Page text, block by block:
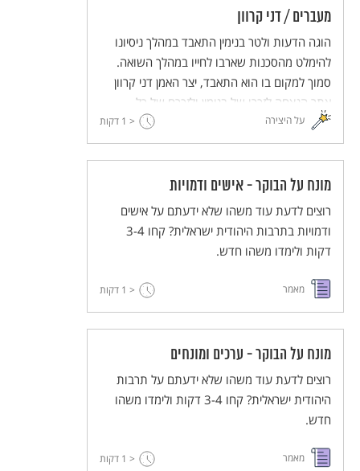
מעברים / דני קרוון
הוגה הדעות ולטר בנימין התאבד במהלך ניסיונו
להימלט מהסכנות שארבו לחייו במהלך השואה.
סמוך למקום בו הוא התאבד, יצר האמן דני קרוון
אתר הנצחה לזכרו של בנימין ולזכרם של כל
הפליטים שנאלצו להימלט מאימת המשטר הנאצי.
על היצירה < 1 דקות
מונח על הבוקר - אישים ודמויות
רוצים לדעת עוד משהו שלא ידעתם על אישים
ודמויות בתרבות היהודית ישראלית? קחו 3-4
דקות ולימדו משהו חדש.
מאמר < 1 דקות
מונח על הבוקר - ערכים ומונחים
רוצים לדעת עוד משהו שלא ידעתם על תרבות
היהודית ישראלית? קחו 3-4 דקות ולימדו משהו
חדש.
מאמר < 1 דקות